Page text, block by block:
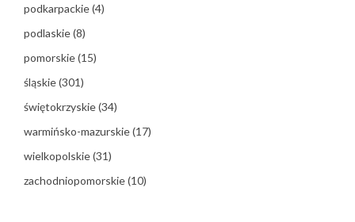
podkarpackie(4)
podlaskie(8)
pomorskie(15)
śląskie(301)
świętokrzyskie(34)
warmińsko-mazurskie(17)
wielkopolskie(31)
zachodniopomorskie(10)